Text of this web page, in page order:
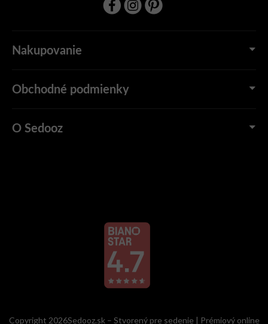
Nakupovanie
Obchodné podmienky
O Sedooz
Copyright 2026Sedooz.sk – Stvorený pre sedenie | Prémiový online